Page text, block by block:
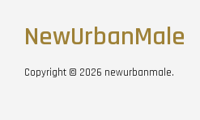
NewUrbanMale
Copyright © 2026 newurbanmale.